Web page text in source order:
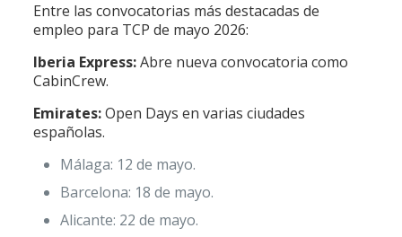
Entre las convocatorias más destacadas de
empleo para TCP de mayo 2026:
Iberia Express:Abre nueva convocatoria como
CabinCrew.
Emirates:Open Days en varias ciudades
españolas.
Málaga: 12 de mayo.
Barcelona: 18 de mayo.
Alicante: 22 de mayo.